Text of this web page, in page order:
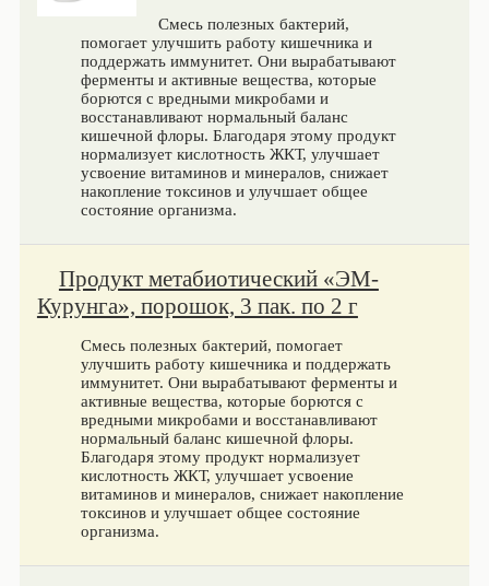
Смесь полезных бактерий,
помогает улучшить работу кишечника и
поддержать иммунитет. Они вырабатывают
ферменты и активные вещества, которые
борются с вредными микробами и
восстанавливают нормальный баланс
кишечной флоры. Благодаря этому продукт
нормализует кислотность ЖКТ, улучшает
усвоение витаминов и минералов, снижает
накопление токсинов и улучшает общее
состояние организма.
Продукт метабиотический «ЭМ-
Курунга», порошок, 3 пак. по 2 г
Смесь полезных бактерий, помогает
улучшить работу кишечника и поддержать
иммунитет. Они вырабатывают ферменты и
активные вещества, которые борются с
вредными микробами и восстанавливают
нормальный баланс кишечной флоры.
Благодаря этому продукт нормализует
кислотность ЖКТ, улучшает усвоение
витаминов и минералов, снижает накопление
токсинов и улучшает общее состояние
организма.